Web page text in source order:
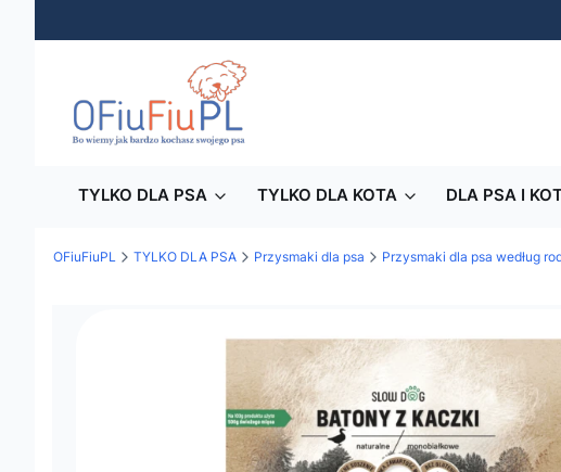
TYLKO DLA PSA TYLKO DLA KOTA DLA PSA I
OFiuFiuPL TYLKO DLA PSA Przysmaki dla psa Przysmaki dla psa według